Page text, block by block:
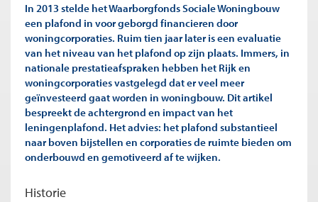
In 2013 stelde het Waarborgfonds Sociale Woningbouw
een plafond in voor geborgd financieren door
woningcorporaties. Ruim tien jaar later is een evaluatie
van het niveau van het plafond op zijn plaats. Immers, in
nationale prestatieafspraken hebben het Rijk en
woningcorporaties vastgelegd dat er veel meer
geïnvesteerd gaat worden in woningbouw. Dit artikel
bespreekt de achtergrond en impact van het
leningenplafond. Het advies: het plafond substantieel
naar boven bijstellen en corporaties de ruimte bieden om
onderbouwd en gemotiveerd af te wijken.
Historie